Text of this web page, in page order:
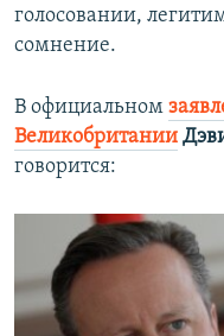
голосовании,
сомнение.
В официальном
Великобритании
говорится: